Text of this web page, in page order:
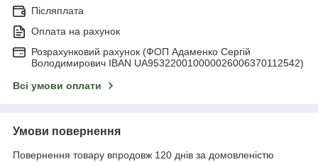
Післяплата
Оплата на рахунок
Розрахунковий рахунок (ФОП Адаменко Сергій
Володимирович IBAN UA953220010000026006370112542)
Всі умови оплати
Умови повернення
Повернення товару впродовж 120 днів за домовленістю